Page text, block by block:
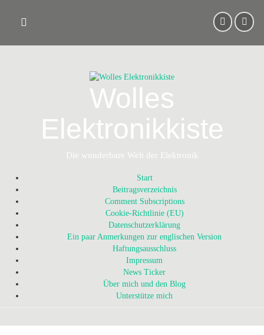
content
Wolles
Elektronikkiste
Die wunderbare Welt der Elektronik
Start
Beitragsverzeichnis
Comment Subscriptions
Cookie-Richtlinie (EU)
Datenschutzerklärung
Ein paar Anmerkungen zur englischen Version
Haftungsausschluss
Impressum
News Ticker
Über mich und den Blog
Unterstütze mich